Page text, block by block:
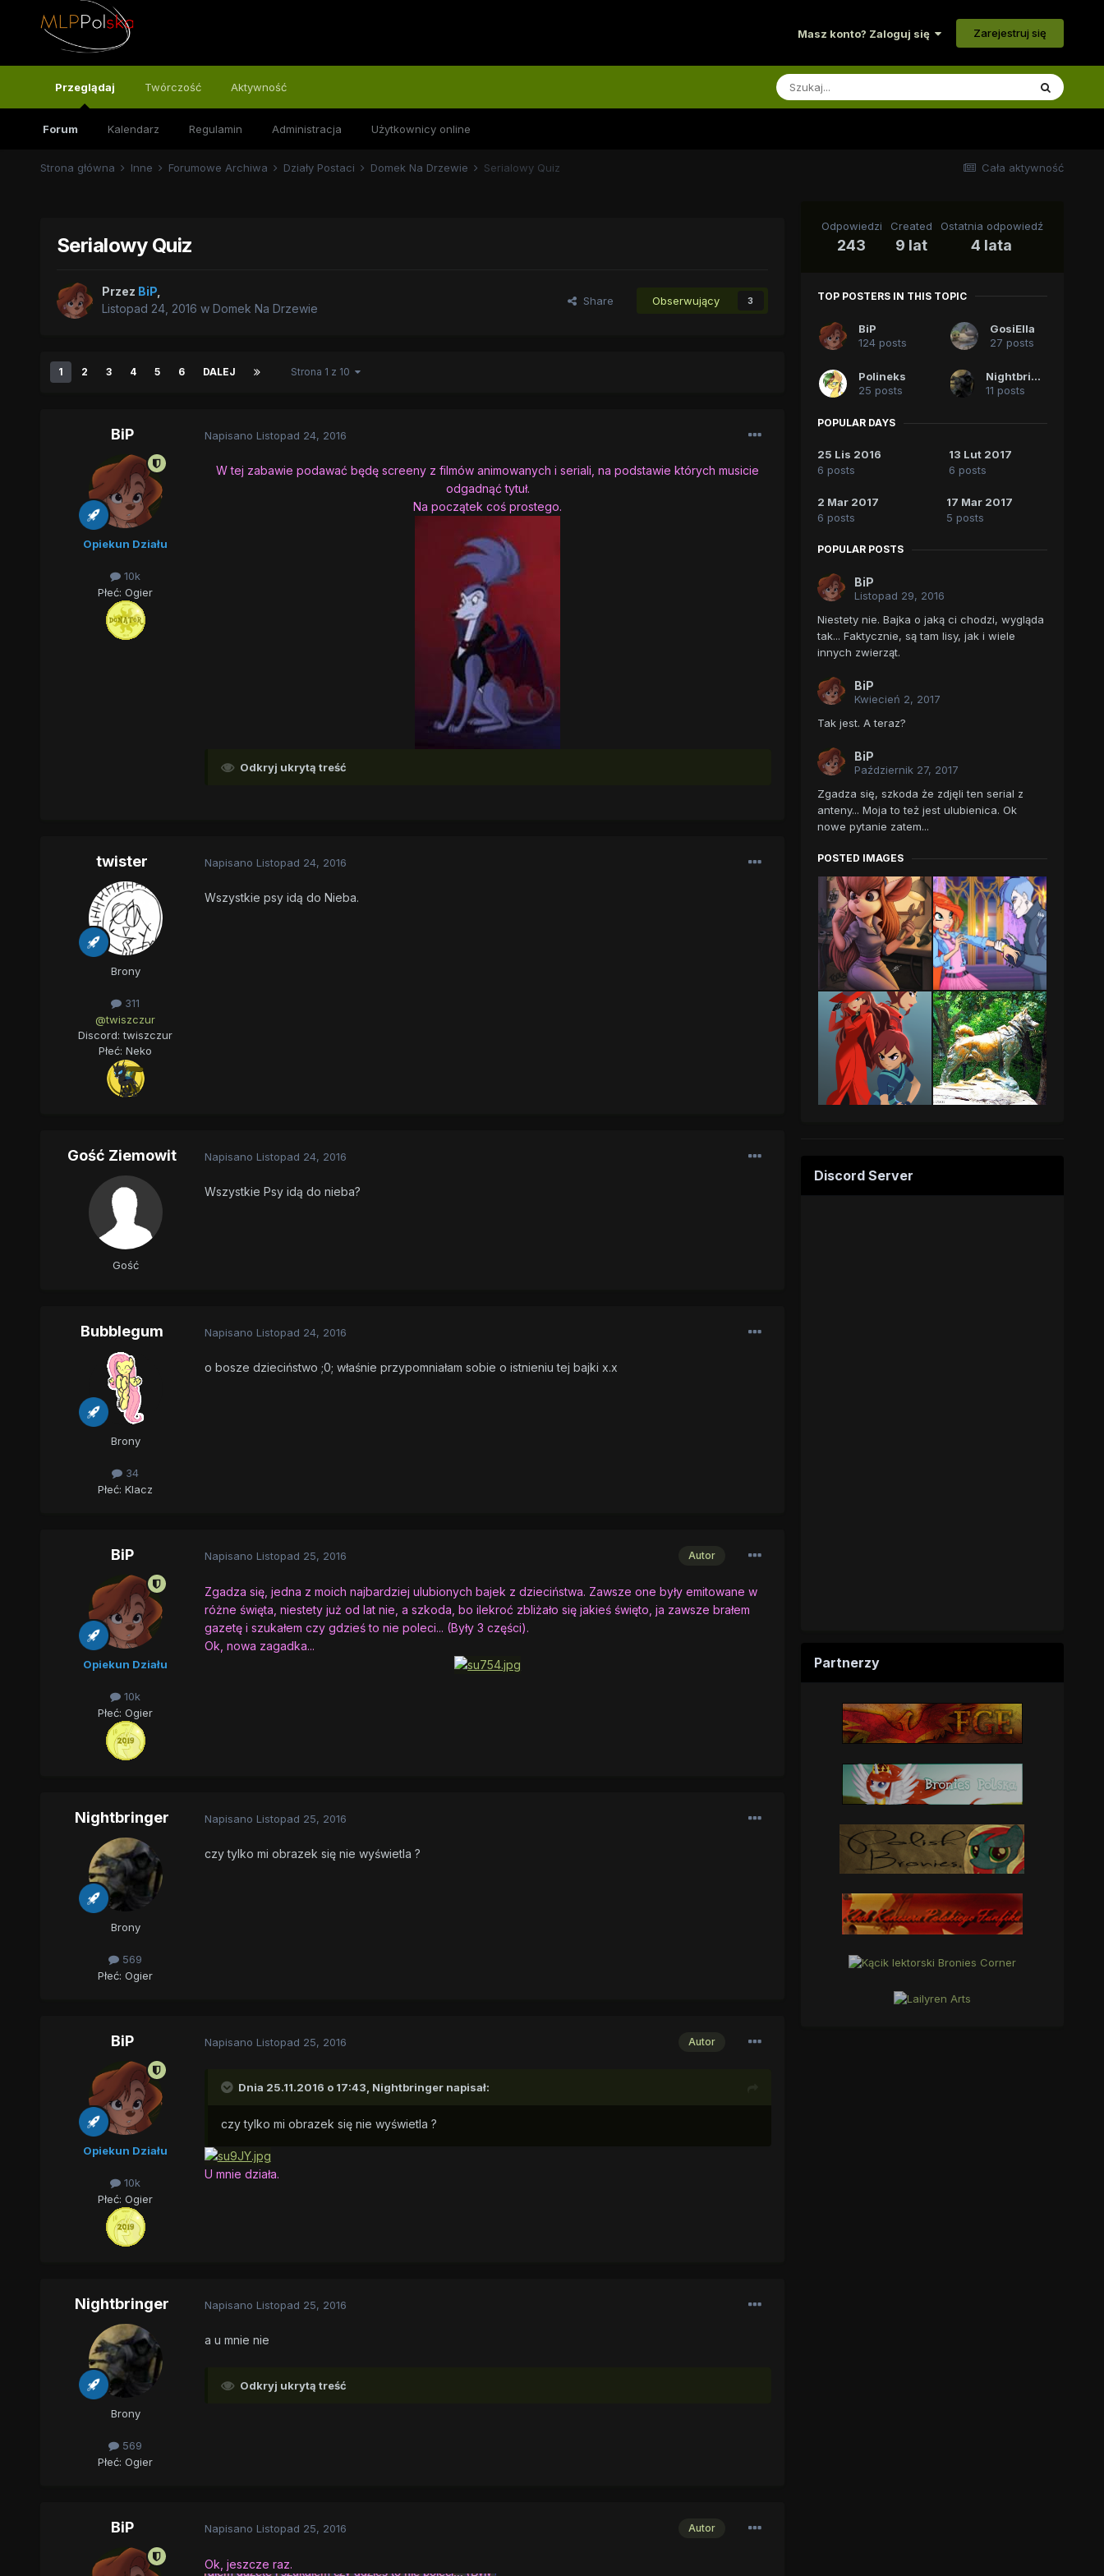
Masz konto? Zaloguj się Zarejestruj się
Przeglądaj
Forum Kalendarz Regulamin Administracja Użytkownicy online
Twórczość Aktywność
Cała aktywność
Strona główna Inne Forumowe Archiwa Działy Postaci Domek Na Drzewie Serialowy Quiz
Serialowy Quiz
Przez BiP,
Listopad 24, 2016 w Domek Na Drzewie
Share Obserwujący 3
1 2 3 4 5 6 DALEJ Strona 1 z 10
BiP
Opiekun Działu
10k
Płeć: Ogier
Napisano Listopad 24, 2016
W tej zabawie podawać będę screeny z filmów animowanych i seriali, na podstawie których musicie
odgadnąć tytuł.
Na początek coś prostego.
Odkryj ukrytą treść
twister
Brony
311
@twiszczur
Discord: twiszczur
Płeć: Neko
Napisano Listopad 24, 2016
Wszystkie psy idą do Nieba.
Gość Ziemowit
Gość
Napisano Listopad 24, 2016
Wszystkie Psy idą do nieba?
Bubblegum
Brony
34
Płeć: Klacz
Napisano Listopad 24, 2016
o bosze dzieciństwo ;0; właśnie przypomniałam sobie o istnieniu tej bajki x.x
BiP
Opiekun Działu
10k
Płeć: Ogier
Autor
Napisano Listopad 25, 2016
Zgadza się, jedna z moich najbardziej ulubionych bajek z dzieciństwa. Zawsze one były emitowane w
różne święta, niestety już od lat nie, a szkoda, bo ilekroć zbliżało się jakieś święto, ja zawsze brałem
gazetę i szukałem czy gdzieś to nie poleci... (Były 3 części).
Ok, nowa zagadka...
Nightbringer
Brony
569
Płeć: Ogier
Napisano Listopad 25, 2016
czy tylko mi obrazek się nie wyświetla ?
BiP
Opiekun Działu
10k
Płeć: Ogier
Autor
Napisano Listopad 25, 2016
Dnia 25.11.2016 o 17:43, Nightbringernapisał:
czy tylko mi obrazek się nie wyświetla ?
U mnie działa.
Nightbringer
Brony
569
Płeć: Ogier
Napisano Listopad 25, 2016
a u mnie nie
Odkryj ukrytą treść
BiP Autor
Napisano Listopad 25, 2016
Ok, jeszcze raz.
Odpowiedzi
243
Created
9 lat
Ostatnia odpowiedź
4 lata
TOP POSTERS IN THIS TOPIC
BiP
124 posts
GosiElla
27 posts
Polineks
25 posts
Nightbringer
11 posts
POPULAR DAYS
25 Lis 2016
6 posts
13 Lut 2017
6 posts
2 Mar 2017
6 posts
17 Mar 2017
5 posts
POPULAR POSTS
BiP
Listopad 29, 2016
Niestety nie. Bajka o jaką ci chodzi, wygląda
tak... Faktycznie, są tam lisy, jak i wiele
innych zwierząt.
BiP
Kwiecień 2, 2017
Tak jest. A teraz?
BiP
Październik 27, 2017
Zgadza się, szkoda że zdjęli ten serial z
anteny... Moja to też jest ulubienica. Ok
nowe pytanie zatem...
POSTED IMAGES
Discord Server
Partnerzy